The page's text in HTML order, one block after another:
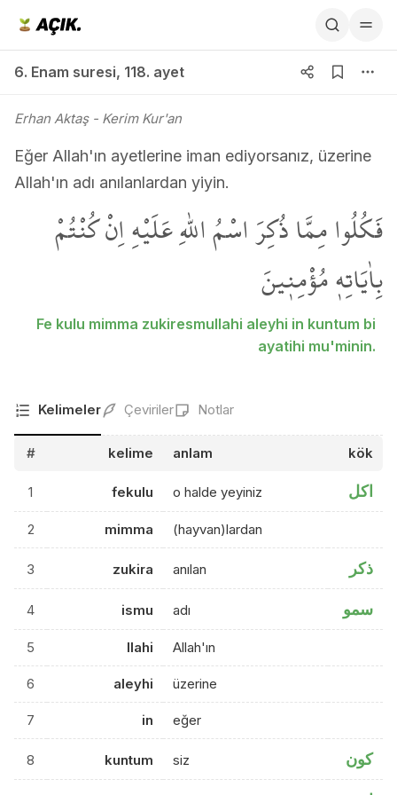
6. Enam suresi, 118. ayet
Erhan Aktaş- Kerim Kur'an
Eğer Allah'ın ayetlerine iman ediyorsanız, üzerine
Allah'ın adı anılanlardan yiyin.
فَكُلُوا مِمَّا ذُكِرَ اسْمُ اللّٰهِ عَلَيْهِ اِنْ كُنْتُمْ
بِاٰيَاتِه۪ مُؤْمِن۪ينَ
Fe kulu mimma zukiresmullahi aleyhi in kuntum bi
ayatihi mu'minin.
Kelimeler Çeviriler Notlar
# kelime anlam kök
1 fekulu o halde yeyiniz اكل
2 mimma (hayvan)lardan
3 zukira anılan ذكر
4 ismu adı سمو
5 llahi Allah'ın
6 aleyhi üzerine
7 in eğer
8 kuntum siz كون